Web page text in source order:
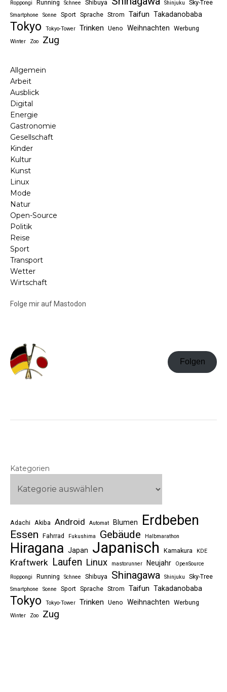
Roppongi Running Schnee Shibuya Shinjuku Sky-Tree
Smartphone Sonne Sport Sprache Strom Taifun Takadanobaba
Tokyo Tokyo-Tower Trinken Ueno Weihnachten Werbung
Winter Zoo Zug
Allgemein
Arbeit
Ausblick
Digital
Energie
Gastronomie
Gesellschaft
Kinder
Kultur
Kunst
Linux
Mode
Natur
Open-Source
Politik
Reise
Sport
Transport
Wetter
Wirtschaft
Folge mir auf Mastodon
Folgen
Kategorien
Adachi Akiba Android Automat Blumen Erdbeben
Essen Fahrrad Fukushima Gebäude Halbmarathon
Hiragana Japan Japanisch Kamakura KDE
Kraftwerk Laufen Linux mastorunner Neujahr
OpenSource
Roppongi
Running Schnee Shibuya Shinagawa Shinjuku Sky-Tree
Smartphone Sonne Sport Sprache Strom Taifun Takadanobaba
Tokyo Tokyo-Tower Trinken Ueno Weihnachten Werbung
Winter Zoo Zug